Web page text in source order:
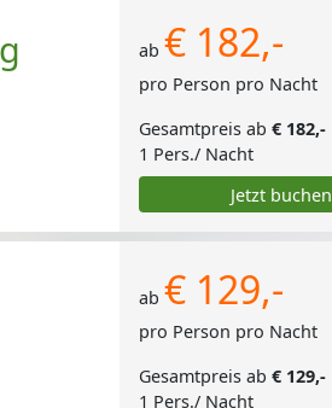
ab€ 182,-
pro Person pro Nacht
Gesamtpreis ab€ 182,-
1 Pers./ Nacht
Jetzt buchen
ab€ 129,-
pro Person pro Nacht
Gesamtpreis ab€ 129,-
1 Pers./ Nacht